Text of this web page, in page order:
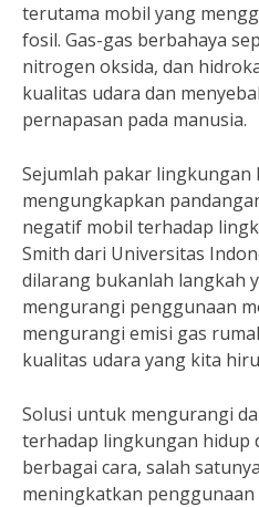
terutama mobil yang
fosil. Gas-gas berbahaya
nitrogen oksida, dan
kualitas udara dan
pernapasan pada manusia.
Sejumlah pakar lingkungan
mengungkapkan
negatif mobil terhadap
Smith dari Universitas
dilarang bukanlah langkah
mengurangi penggunaan
mengurangi emisi gas
kualitas udara yang kita
Solusi untuk mengurangi
terhadap lingkungan hidup
berbagai cara, salah
meningkatkan